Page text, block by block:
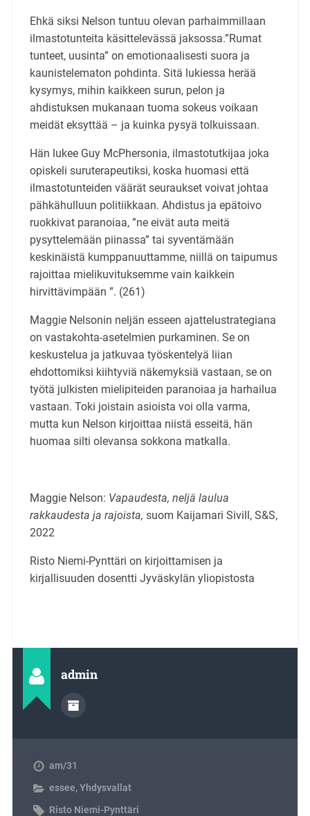
Ehkä siksi Nelson tuntuu olevan parhaimmillaan
ilmastotunteita käsittelevässä jaksossa.”Rumat
tunteet, uusinta” on emotionaalisesti suora ja
kaunistelematon pohdinta. Sitä lukiessa herää
kysymys, mihin kaikkeen surun, pelon ja
ahdistuksen mukanaan tuoma sokeus voikaan
meidät eksyttää – ja kuinka pysyä tolkuissaan.
Hän lukee Guy McPhersonia, ilmastotutkijaa joka
opiskeli suruterapeutiksi, koska huomasi että
ilmastotunteiden väärät seuraukset voivat johtaa
pähkähulluun politiikkaan. Ahdistus ja epätoivo
ruokkivat paranoiaa, ”ne eivät auta meitä
pysyttelemään piinassa” tai syventämään
keskinäistä kumppanuuttamme, niillä on taipumus
rajoittaa mielikuvituksemme vain kaikkein
hirvittävimpään ”. (261)
Maggie Nelsonin neljän esseen ajattelustrategiana
on vastakohta-asetelmien purkaminen. Se on
keskustelua ja jatkuvaa työskentelyä liian
ehdottomiksi kiihtyviä näkemyksiä vastaan, se on
työtä julkisten mielipiteiden paranoiaa ja harhailua
vastaan. Toki joistain asioista voi olla varma,
mutta kun Nelson kirjoittaa niistä esseitä, hän
huomaa silti olevansa sokkona matkalla.
Maggie Nelson: Vapaudesta, neljä laulua
rakkaudesta ja rajoista, suom Kaijamari Sivill, S&S,
2022
Risto Niemi-Pynttäri on kirjoittamisen ja
kirjallisuuden dosentti Jyväskylän yliopistosta
admin
am/31
essee,Yhdysvallat
Risto Niemi-Pynttäri